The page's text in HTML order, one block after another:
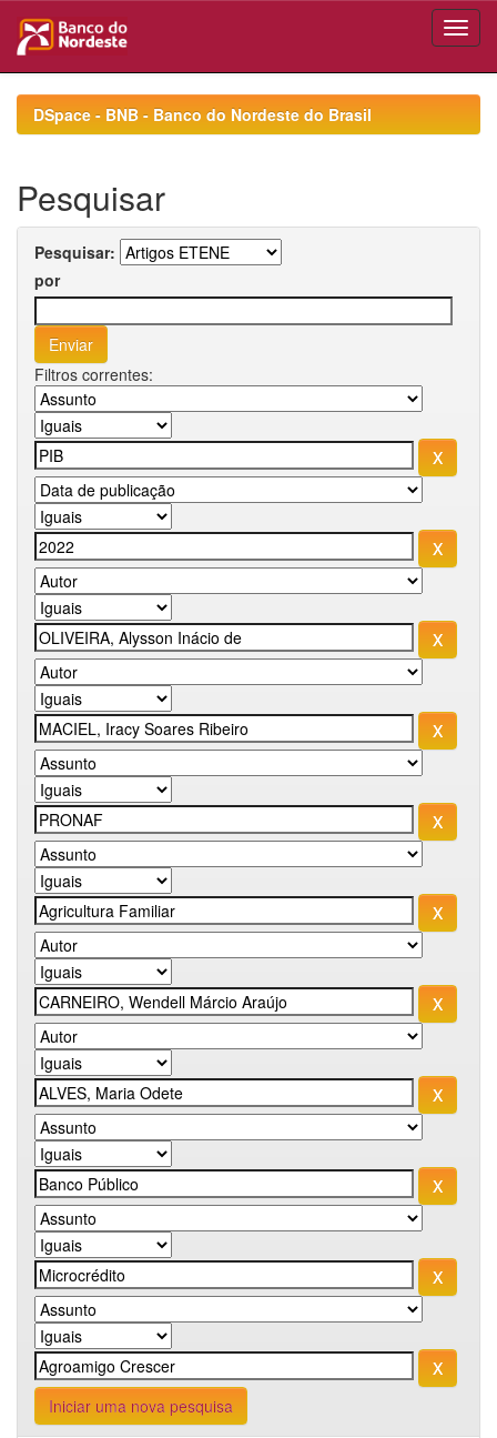
navigationDSpace - BNB - Banco do Nordeste do Brasil
Pesquisar
Pesquisar:
por
Filtros correntes:
Iniciar uma nova pesquisa